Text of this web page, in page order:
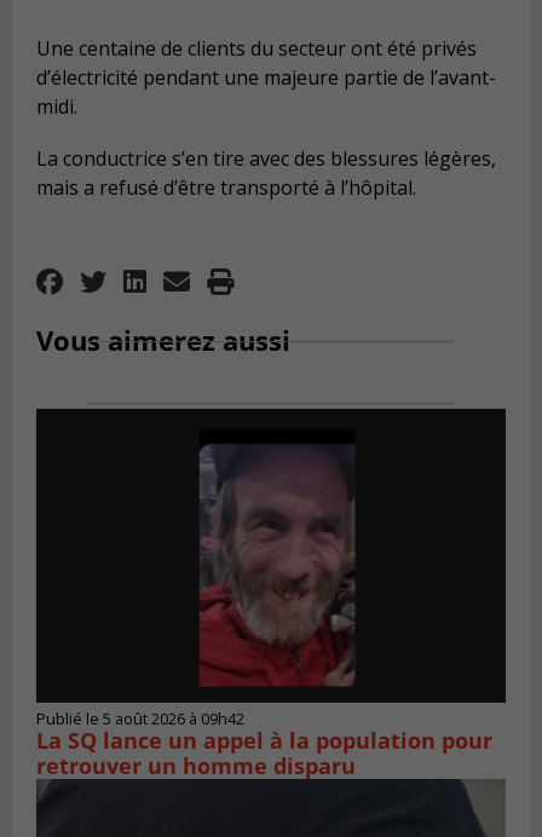
Une centaine de clients du secteur ont été privés
d’électricité pendant une majeure partie de l’avant-
midi.
La conductrice s’en tire avec des blessures légères,
mais a refusé d’être transporté à l’hôpital.
Vous aimerez aussi
Publié le 5 août 2026 à 09h42
La SQ lance un appel à la population pour
retrouver un homme disparu